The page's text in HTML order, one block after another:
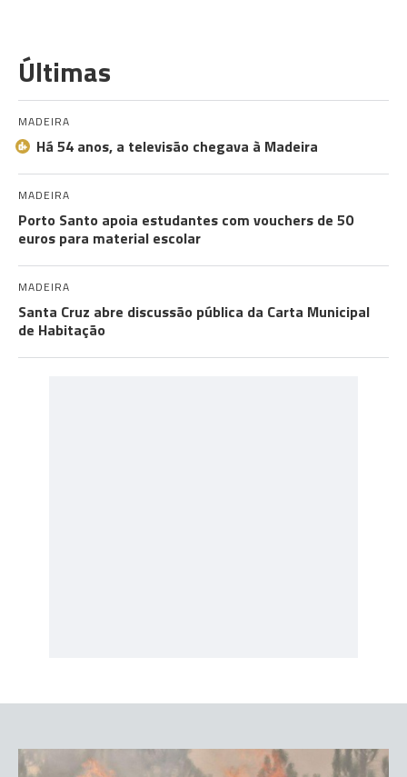
Últimas
MADEIRA
Há 54 anos, a televisão chegava à Madeira
MADEIRA
Porto Santo apoia estudantes com vouchers de 50
euros para material escolar
MADEIRA
Santa Cruz abre discussão pública da Carta Municipal
de Habitação